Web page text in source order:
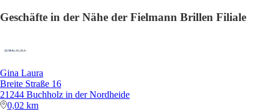
Geschäfte in der Nähe der Fielmann Brillen Filiale
Gina Laura
Breite Straße 16
21244 Buchholz in der Nordheide
0,02 km